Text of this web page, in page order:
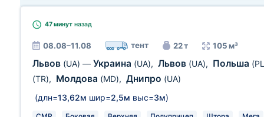
47 минут назад
08.08–11.08 тент 22 т 105 м³
Львов (UA) — Украина (UA), Львов (UA), Польша
(TR), Молдова (MD), Днипро (UA)
(длн=13,62м шир=2,5м выс=3м)